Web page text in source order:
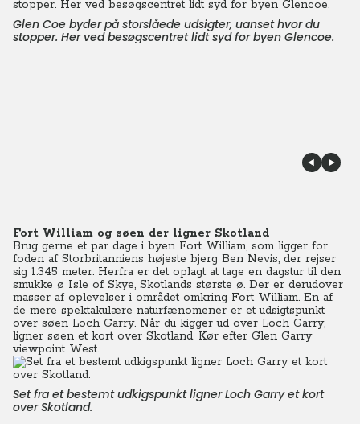
Glen Coe byder på storslåede udsigter, uanset hvor du
stopper. Her ved besøgscentret lidt syd for byen Glencoe.
Fort William og søen der ligner Skotland
Brug gerne et par dage i byen Fort William, som ligger for
foden af Storbritanniens højeste bjerg Ben Nevis, der rejser
sig 1.345 meter. Herfra er det oplagt at tage en dagstur til den
smukke ø Isle of Skye, Skotlands største ø. Der er derudover
masser af oplevelser i området omkring Fort William. En af
de mere spektakulære naturfænomener er et udsigtspunkt
over søen Loch Garry. Når du kigger ud over Loch Garry,
ligner søen et kort over Skotland. Kør efter Glen Garry
viewpoint West.
Set fra et bestemt udkigspunkt ligner Loch Garry et kort
over Skotland.